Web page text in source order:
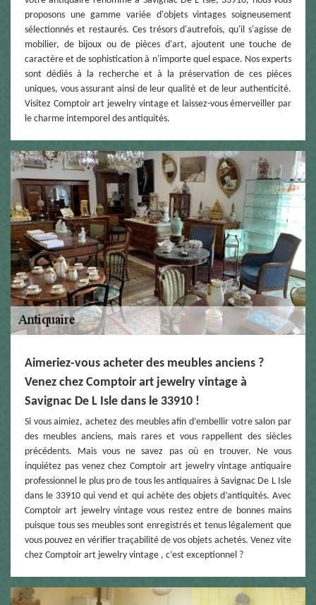
proposons une gamme variée d'objets vintages soigneusement
sélectionnés et restaurés. Ces trésors d'autrefois, qu'il s'agisse de
mobilier, de bijoux ou de pièces d'art, ajoutent une touche de
caractère et de sophistication à n'importe quel espace. Nos experts
sont dédiés à la recherche et à la préservation de ces pièces
uniques, vous assurant ainsi de leur qualité et de leur authenticité.
Visitez Comptoir art jewelry vintage et laissez-vous émerveiller par
le charme intemporel des antiquités.
Aimeriez-vous acheter des meubles anciens ?
Venez chez Comptoir art jewelry vintage à
Savignac De L Isle dans le 33910 !
Si vous aimiez, achetez des meubles afin d’embellir votre salon par
des meubles anciens, mais rares et vous rappellent des siècles
précédents. Mais vous ne savez pas où en trouver. Ne vous
inquiétez pas venez chez Comptoir art jewelry vintage antiquaire
professionnel le plus pro de tous les antiquaires à Savignac De L Isle
dans le 33910 qui vend et qui achète des objets d’antiquités. Avec
Comptoir art jewelry vintage vous restez entre de bonnes mains
puisque tous ses meubles sont enregistrés et tenus légalement que
vous pouvez en vérifier traçabilité de vos objets achetés. Venez vite
chez Comptoir art jewelry vintage , c’est exceptionnel ?